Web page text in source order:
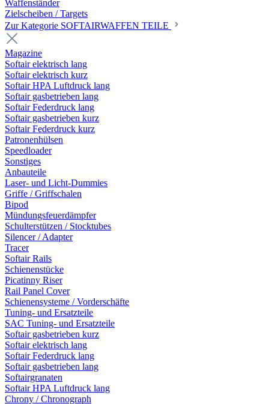
Waffenständer
Zielscheiben / Targets
Zur Kategorie SOFTAIRWAFFEN TEILE
Magazine
Softair elektrisch lang
Softair elektrisch kurz
Softair HPA Luftdruck lang
Softair gasbetrieben lang
Softair Federdruck lang
Softair gasbetrieben kurz
Softair Federdruck kurz
Patronenhülsen
Speedloader
Sonstiges
Anbauteile
Laser- und Licht-Dummies
Griffe / Griffschalen
Bipod
Mündungsfeuerdämpfer
Schulterstützen / Stocktubes
Silencer / Adapter
Tracer
Softair Rails
Schienenstücke
Picatinny Riser
Rail Panel Cover
Schienensysteme / Vorderschäfte
Tuning- und Ersatzteile
SAC Tuning- und Ersatzteile
Softair gasbetrieben kurz
Softair elektrisch lang
Softair Federdruck lang
Softair gasbetrieben lang
Softairgranaten
Softair HPA Luftdruck lang
Chrony / Chronograph